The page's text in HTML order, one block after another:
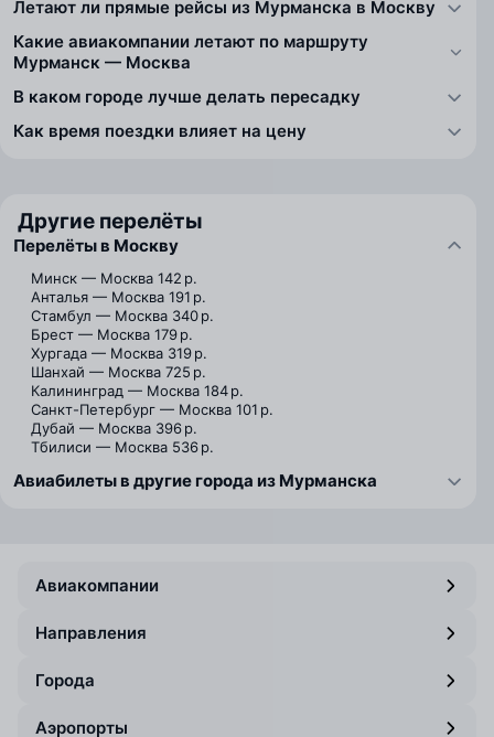
Летают ли прямые рейсы из Мурманска в Москву
Какие авиакомпании летают по маршруту
Мурманск — Москва
В каком городе лучше делать пересадку
Как время поездки влияет на цену
Другие перелёты
Перелёты в Москву
Минск — Москва 142 р.
Анталья — Москва 191 р.
Стамбул — Москва 340 р.
Брест — Москва 179 р.
Хургада — Москва 319 р.
Шанхай — Москва 725 р.
Калининград — Москва 184 р.
Санкт-Петербург — Москва 101 р.
Дубай — Москва 396 р.
Тбилиси — Москва 536 р.
Авиабилеты в другие города из Мурманска
Авиакомпании
Направления
Города
Аэропорты